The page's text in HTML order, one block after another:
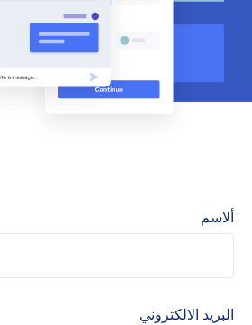
ألاسم
البريد الالكتروني